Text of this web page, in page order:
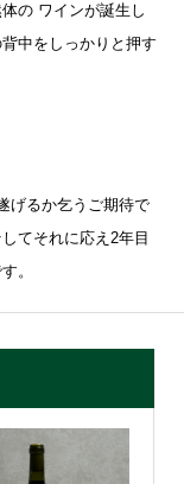
の ワインが誕生し
中をしっかりと押す
げるか乞うご期待で
てそれに応え2年目
。